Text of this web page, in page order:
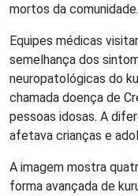
mortos da comunidade.
Equipes médicas
semelhança dos
neuropatológicas do
chamada doença de
pessoas idosas. A
afetava crianças e
A imagem mostra
forma avançada de